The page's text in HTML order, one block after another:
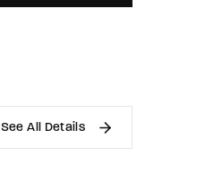
See All Details